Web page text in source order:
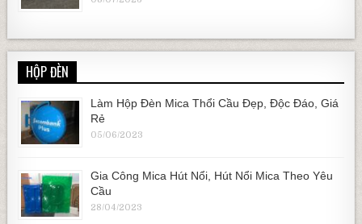
HỘP ĐÈN
Làm Hộp Đèn Mica Thổi Cầu Đẹp, Độc Đáo, Giá
Rẻ
05/06/2023
Gia Công Mica Hút Nổi, Hút Nổi Mica Theo Yêu
Cầu
28/04/2023